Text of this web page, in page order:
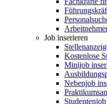
Job inserieren
Kostenlose
Minijob
Nebenjob